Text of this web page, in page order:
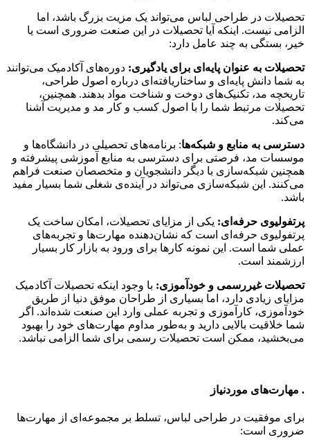
تحصیلات در طراحی لباس می‌تواند یک مزیت بزرگ باشد، اما
الزامی نیست. اینکه آیا تحصیلات در این صنعت ضروری است یا
خیر، بستگی به چند عامل دارد:
تحصیلات به عنوان پایه‌ای برای یادگیری: دوره‌های آکادمیک می‌توانند
به شما دانش پایه‌ای و ساختاریافته‌ای درباره اصول طراحی،
تاریخچه مد، تکنیک‌های دوخت و شناخت مواد بدهند. همچنین،
تحصیلات مرتبط شما را با اصول کسب و کار مد و مدیریت آشنا
می‌کند.
دسترسی به منابع و شبکه‌ها: برنامه‌های تحصیلی در دانشگاه‌ها و
موسسات مد، فرصتی برای دسترسی به منابع آموزشی پیشرفته و
همچنین شبکه‌سازی با دیگر دانشجویان و متخصصان صنعت فراهم
می‌کنند. این شبکه‌سازی می‌تواند در آینده‌ی شغلی شما بسیار مفید
باشد.
پرتفولیوی حرفه‌ای: یکی از مزایای تحصیلات، امکان ساخت یک
پرتفولیوی حرفه‌ای است که نشان‌دهنده مهارت‌ها و تجربه‌های
عملی شما است. این نمونه کارها برای ورود به بازار کار بسیار
ارزشمند است.
تحصیلات غیررسمی و خودآموزی: با وجود اینکه تحصیلات آکادمیک
مزایای زیادی دارد، اما بسیاری از طراحان موفق دنیا از طریق
خودآموزی، کارآموزی و تجربه عملی وارد این صنعت شده‌اند. اگر
شما خلاقیت بالایی دارید و به‌طور مداوم مهارت‌های خود را بهبود
می‌بخشید، ممکن است تحصیلات رسمی برای شما الزامی نباشد.
.مهارت‌های موردنیاز
برای موفقیت در طراحی لباس، تسلط بر مجموعه‌ای از مهارت‌ها
ضروری است: